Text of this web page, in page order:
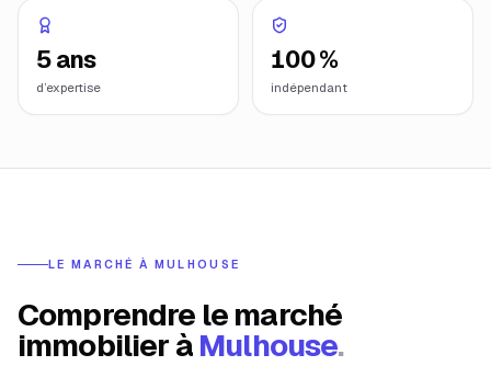
5 ans
d’expertise
100 %
indépendant
LE MARCHÉ À MULHOUSE
Comprendre le marché
immobilier àMulhouse.